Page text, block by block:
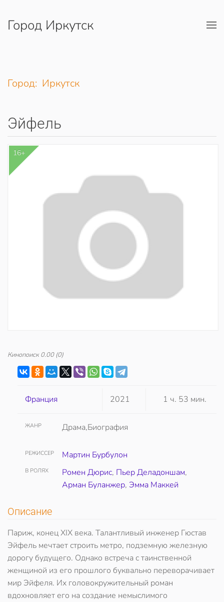
Перейти к содержимому
Город Иркутск
Город: Иркутск
Эйфель
16+
Кинопоиск 0.00(0)
Франция 2021 1 ч. 53 мин.
ЖАНР Драма,Биография
РЕЖИССЕР Мартин Бурбулон
В РОЛЯХ Ромен Дюрис, Пьер Деладоншам,
Арман Буланжер, Эмма Маккей
Описание
Париж, конец XIX века. Талантливый инженер Гюстав
Эйфель мечтает строить метро, подземную железную
дорогу будущего. Однако встреча с таинственной
женщиной из его прошлого буквально переворачивает
мир Эйфеля. Их головокружительный роман
вдохновляет его на создание немыслимого